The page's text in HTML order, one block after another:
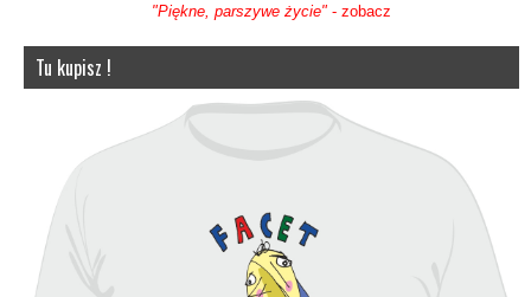
"Piękne, parszywe życie" - zobacz
Tu kupisz !